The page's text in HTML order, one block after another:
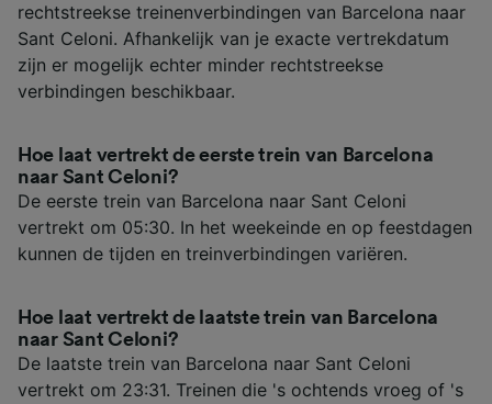
rechtstreekse treinenverbindingen van Barcelona naar
Sant Celoni. Afhankelijk van je exacte vertrekdatum
zijn er mogelijk echter minder rechtstreekse
verbindingen beschikbaar.
Hoe laat vertrekt de eerste trein van Barcelona
naar Sant Celoni?
De eerste trein van Barcelona naar Sant Celoni
vertrekt om 05:30. In het weekeinde en op feestdagen
kunnen de tijden en treinverbindingen variëren.
Hoe laat vertrekt de laatste trein van Barcelona
naar Sant Celoni?
De laatste trein van Barcelona naar Sant Celoni
vertrekt om 23:31. Treinen die 's ochtends vroeg of 's